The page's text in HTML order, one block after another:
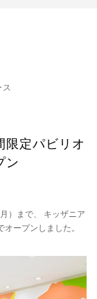
限定パビリオ
ン
）まで、 キッザニア
ープンしました。